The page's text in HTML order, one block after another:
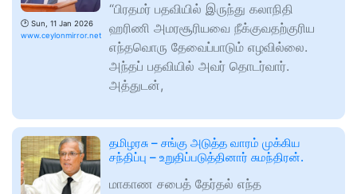
🕑 Sun, 11 Jan 2026
www.ceylonmirror.net
“பிரதமர் பதவியில் இருந்து கலாநிதி
ஹரிணி அமரசூரியவை நீக்குவதற்குரிய
எந்தவொரு தேவைப்பாடும் எழவில்லை.
அந்தப் பதவியில் அவர் தொடர்வார்.
அத்துடன்,
தமிழரசு – சங்கு அடுத்த வாரம் முக்கிய
சந்திப்பு – உறுதிப்படுத்தினார் சுமந்திரன்.
மாகாண சபைத் தேர்தல் எந்த